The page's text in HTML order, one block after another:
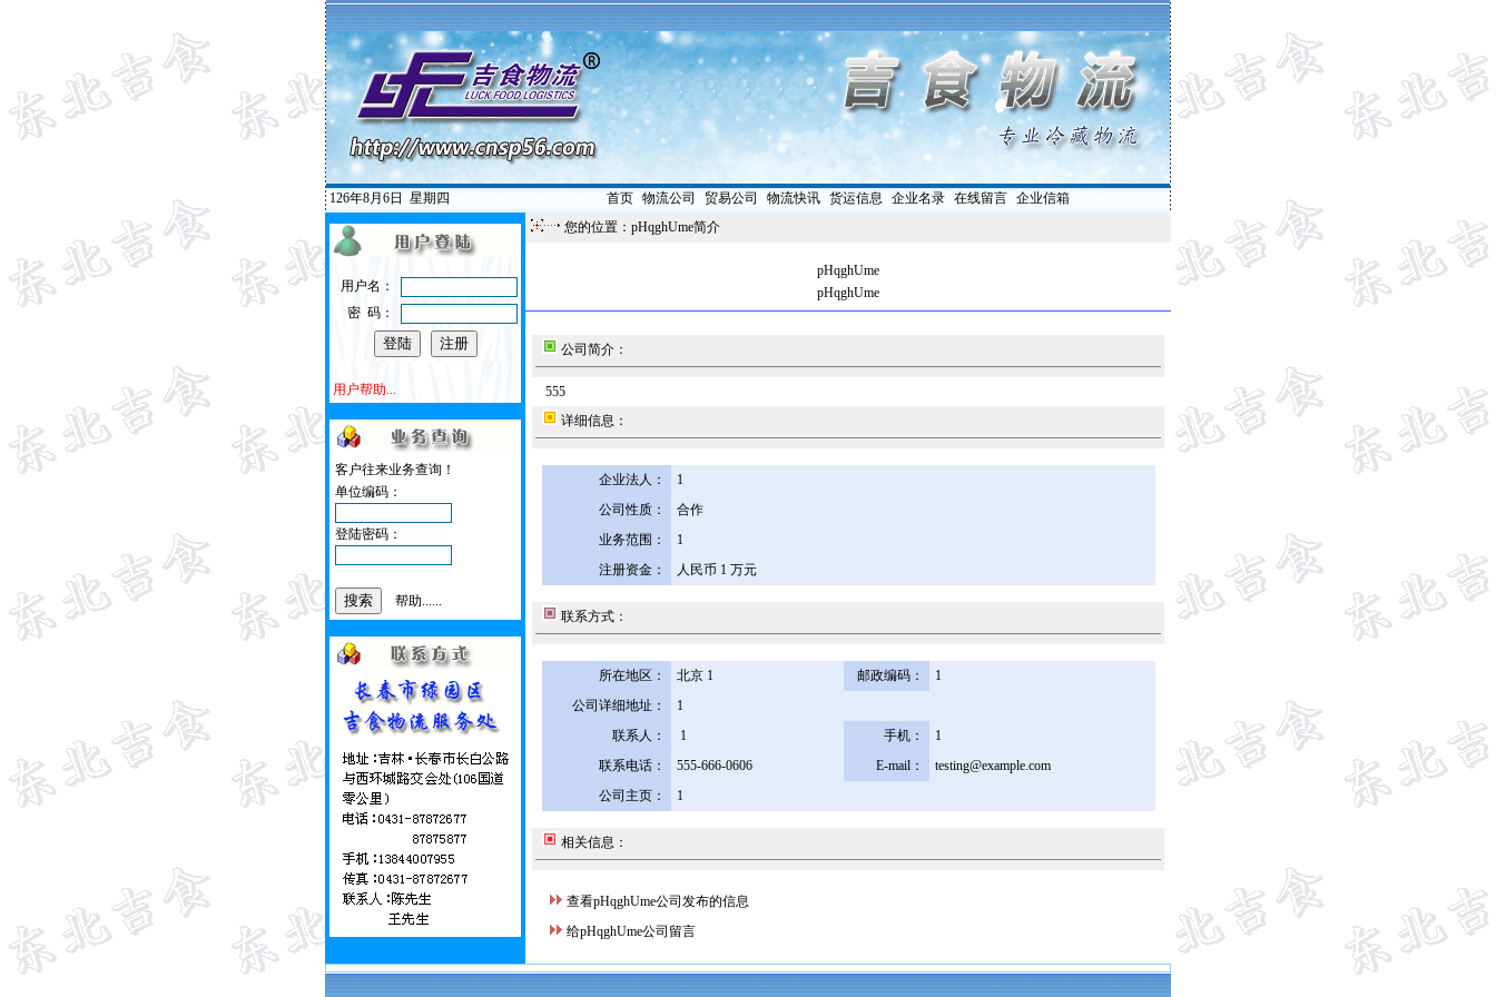
126年8月6日 星期四 首页| 物流公司 贸易公司 物流快讯| 货运信息 企业名录| 在线留言| 企业信箱
用户名：
密 码：
用户帮助...
客户往来业务查询！
单位编码：
登陆密码：
帮助......
您的位置：pHqghUme简介
pHqghUme
pHqghUme
公司简介：
555
详细信息：
企业法人：
1
公司性质：
合作
业务范围：
1
注册资金：
人民币 1 万元
联系方式：
所在地区： 北京 1 邮政编码：
1
公司详细地址：
1
联系人：
1 手机：
1
联系电话：
555-666-0606 E-mail：
testing@example.com
公司主页：
1
相关信息：
查看pHqghUme公司发布的信息
给pHqghUme公司留言